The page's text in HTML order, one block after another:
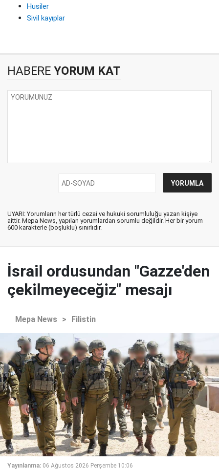
Husiler
Sivil kayıplar
HABERE YORUM KAT
UYARI: Yorumların her türlü cezai ve hukuki sorumluluğu yazan kişiye
aittir. Mepa News, yapılan yorumlardan sorumlu değildir. Her bir yorum
600 karakterle (boşluklu) sınırlıdır.
İsrail ordusundan "Gazze'den
çekilmeyeceğiz" mesajı
Mepa News > Filistin
Yayınlanma: 06 Ağustos 2026 Perşembe 10:06